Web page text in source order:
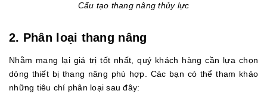
Cấu tạo thang nâng thủy lực
2. Phân loại thang nâng
Nhằm mang lại giá trị tốt nhất, quý khách hàng cần lựa chọn
dòng thiết bị thang nâng phù hợp. Các bạn có thể tham khảo
những tiêu chí phân loại sau đây: